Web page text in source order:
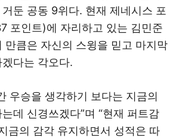
둔 공동 9위다. 현재 제네시스 포
포인트)에 자리하고 있는 김민준
만큼은 자신의 스윙을 믿고 마지막
다는 각오다.
우승을 생각하기 보다는 지금의
데 신경쓰겠다”며 “현재 퍼트감
금의 감각 유지하면서 성적은 따